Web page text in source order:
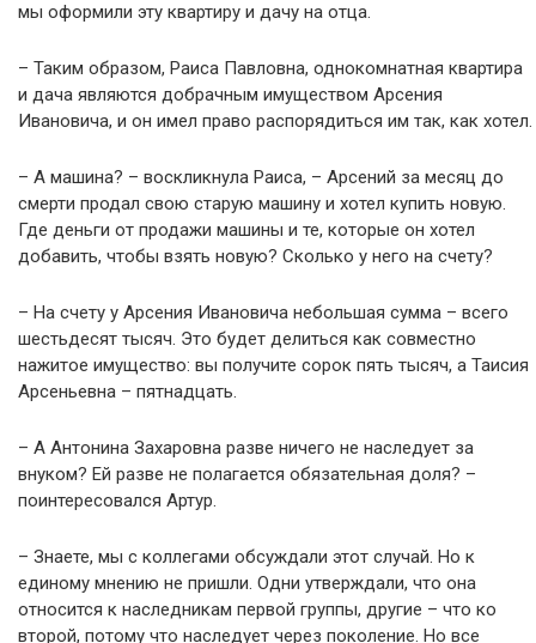
мы оформили эту квартиру и дачу на отца.
– Таким образом, Раиса Павловна, однокомнатная квартира
и дача являются добрачным имуществом Арсения
Ивановича, и он имел право распорядиться им так, как хотел.
– А машина? – воскликнула Раиса, – Арсений за месяц до
смерти продал свою старую машину и хотел купить новую.
Где деньги от продажи машины и те, которые он хотел
добавить, чтобы взять новую? Сколько у него на счету?
– На счету у Арсения Ивановича небольшая сумма – всего
шестьдесят тысяч. Это будет делиться как совместно
нажитое имущество: вы получите сорок пять тысяч, а Таисия
Арсеньевна – пятнадцать.
– А Антонина Захаровна разве ничего не наследует за
внуком? Ей разве не полагается обязательная доля? –
поинтересовался Артур.
– Знаете, мы с коллегами обсуждали этот случай. Но к
единому мнению не пришли. Одни утверждали, что она
относится к наследникам первой группы, другие – что ко
второй, потому что наследует через поколение. Но все